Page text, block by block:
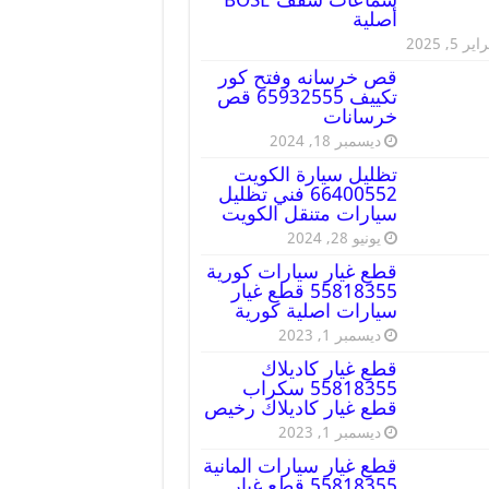
أصلية
5, 2025
قص خرسانه وفتح كور
تكييف 65932555 قص
خرسانات
ديسمبر 18, 2024
تظليل سيارة الكويت
66400552 فني تظليل
سيارات متنقل الكويت
يونيو 28, 2024
قطع غيار سيارات كورية
55818355 قطع غيار
سيارات اصلية كورية
ديسمبر 1, 2023
قطع غيار كاديلاك
55818355 سكراب
قطع غيار كاديلاك رخيص
ديسمبر 1, 2023
قطع غيار سيارات المانية